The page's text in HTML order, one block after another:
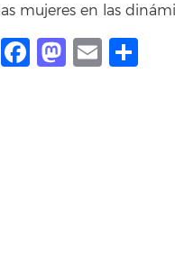
las mujeres en las
Facebook
Email